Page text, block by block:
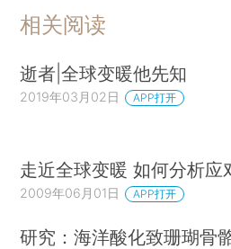
相关阅读
逝者|全球变暖他先知
2019年03月02日 APP打开
走近全球变暖 如何分析应
2009年06月01日 APP打开
研究：海洋酸化致珊瑚骨